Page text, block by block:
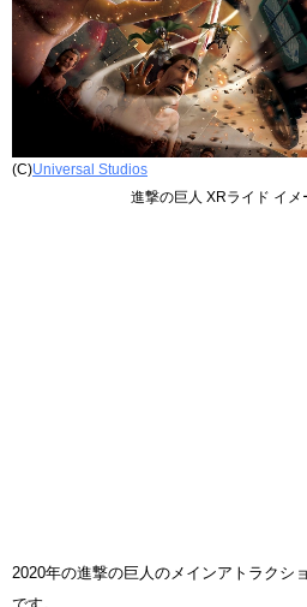
(C)Universal Studios
進撃の巨人 XRライド イメ
2020年の進撃の巨人のメインアトラクシ